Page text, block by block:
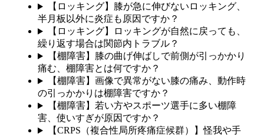
【ロッキング】膝が急に伸びないロッキング、
半月板以外に炎症も原因ですか？
【ロッキング】ロッキングが自然に戻っても、
繰り返す場合は関節内トラブル？
【棚障害】膝の曲げ伸ばしで前側が引っかかり
痛む、棚障害とは何ですか？
【棚障害】画像で異常がない膝の痛み、動作時
の引っかかりは棚障害ですか？
【棚障害】若い方やスポーツ選手に多い棚障
害、使いすぎが原因ですか？
【CRPS（複合性局所疼痛症候群）】怪我や手